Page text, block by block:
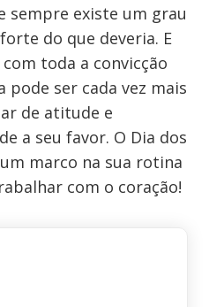
sempre existe um grau
do que deveria. E
toda a convicção
pode ser cada vez mais
de atitude e
a seu favor. O Dia dos
marco na sua rotina
com o coração!